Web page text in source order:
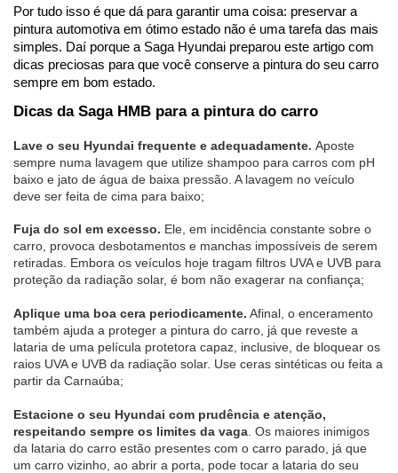
Por tudo isso é que dá para garantir uma coisa: preservar a
pintura automotiva em ótimo estado não é uma tarefa das mais
simples. Daí porque a Saga Hyundai preparou este artigo com
dicas preciosas para que você conserve a pintura do seu carro
sempre em bom estado.
Dicas da Saga HMB para a pintura do carro
Lave o seu Hyundai frequente e adequadamente. Aposte
sempre numa lavagem que utilize shampoo para carros com pH
baixo e jato de água de baixa pressão. A lavagem no veículo
deve ser feita de cima para baixo;
Fuja do sol em excesso. Ele, em incidência constante sobre o
carro, provoca desbotamentos e manchas impossíveis de serem
retiradas. Embora os veículos hoje tragam filtros UVA e UVB para
proteção da radiação solar, é bom não exagerar na confiança;
Aplique uma boa cera periodicamente. Afinal, o enceramento
também ajuda a proteger a pintura do carro, já que reveste a
lataria de uma película protetora capaz, inclusive, de bloquear os
raios UVA e UVB da radiação solar. Use ceras sintéticas ou feita a
partir da Carnaúba;
Estacione o seu Hyundai com prudência e atenção,
respeitando sempre os limites da vaga . Os maiores inimigos
da lataria do carro estão presentes com o carro parado, já que
um carro vizinho, ao abrir a porta, pode tocar a lataria do seu